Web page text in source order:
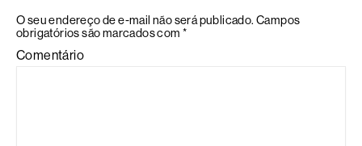
O seu endereço de e-mail não será publicado. Campos
obrigatórios são marcados com *
Comentário